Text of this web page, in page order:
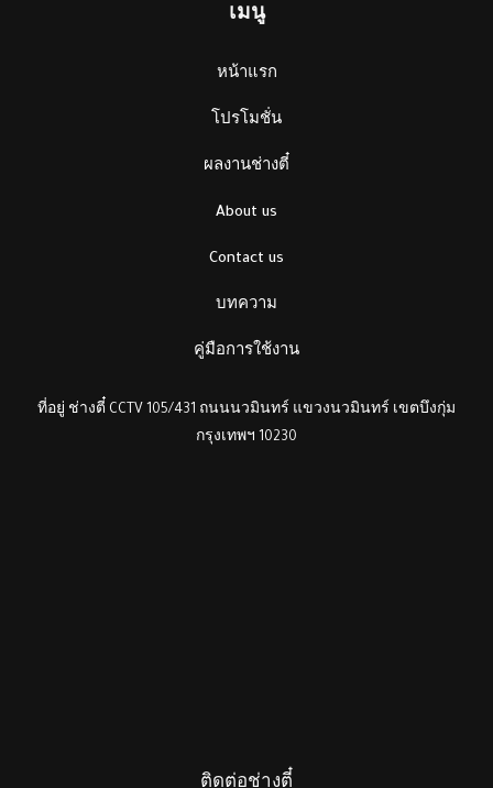
เมนู
หน้าแรก
โปรโมชั่น
ผลงานช่างตี๋
About us
Contact us
บทความ
คู่มือการใช้งาน
ที่อยู่ ช่างตี๋ CCTV 105/431 ถนนนวมินทร์ แขวงนวมินทร์ เขตบึงกุ่ม
กรุงเทพฯ 10230